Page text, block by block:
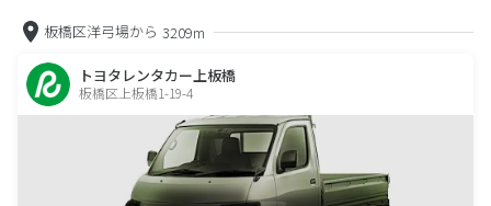
板橋区洋弓場から 3209m
トヨタレンタカー上板橋
板橋区上板橋1-19-4